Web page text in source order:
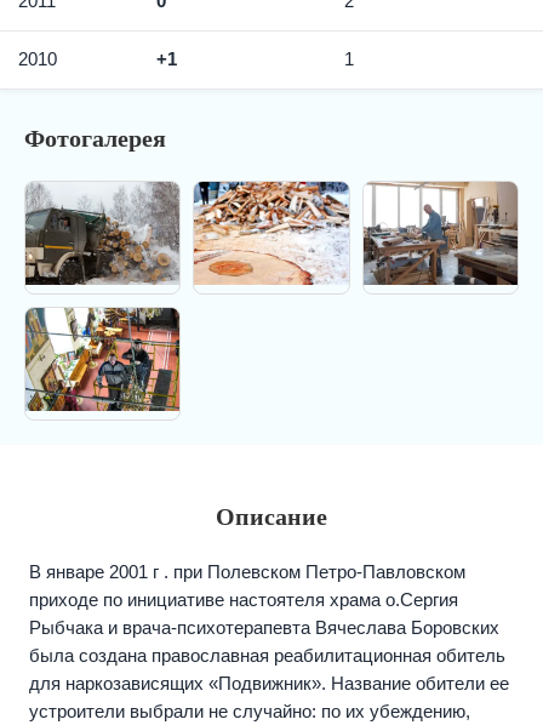
2010 +1 1
Фотогалерея
Описание
В январе 2001 г . при Полевском Петро-Павловском
приходе по инициативе настоятеля храма о.Сергия
Рыбчака и врача-психотерапевта Вячеслава Боровских
была создана православная реабилитационная обитель
для наркозависящих «Подвижник». Название обители ее
устроители выбрали не случайно: по их убеждению,